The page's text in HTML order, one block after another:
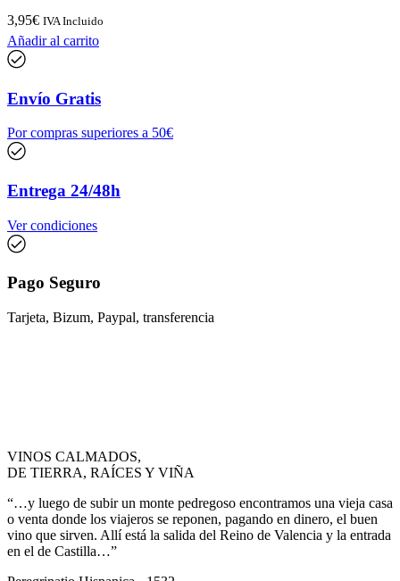
3,95€ IVA Incluido
Añadir al carrito
Envío Gratis
Por compras superiores a 50€
Entrega 24/48h
Ver condiciones
Pago Seguro
Tarjeta, Bizum, Paypal, transferencia
VINOS CALMADOS,
DE TIERRA, RAÍCES Y VIÑA
“…y luego de subir un monte pedregoso encontramos una vieja casa
o venta donde los viajeros se reponen, pagando en dinero, el buen
vino que sirven. Allí está la salida del Reino de Valencia y la entrada
en el de Castilla…”